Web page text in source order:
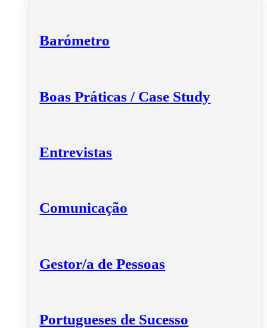
Barómetro
Boas Práticas / Case Study
Entrevistas
Comunicação
Gestor/a de Pessoas
Portugueses de Sucesso